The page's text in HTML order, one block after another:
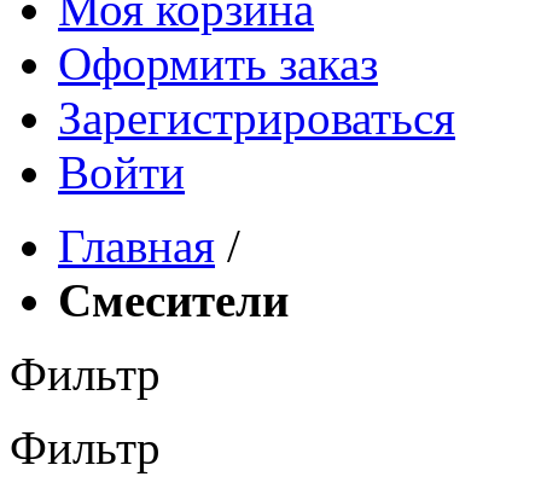
Оформить заказ
Зарегистрироваться
Войти
Главная /
Смесители
Фильтр
Фильтр